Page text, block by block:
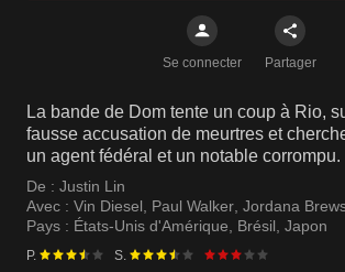
Se connecter Partager
La bande de Dom tente un coup à Rio,
fausse accusation de meurtres et
un agent fédéral et un notable corrompu.
De : Justin Lin
Avec : Vin Diesel Paul Walker Jordana
Pays : États-Unis d'Amérique Brésil Japon
P. S.